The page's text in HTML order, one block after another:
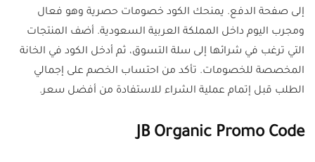
إلى صفحة الدفع. يمنحك الكود خصومات حصرية وهو فعال
ومجرب اليوم داخل المملكة العربية السعودية. أضف المنتجات
التي ترغب في شرائها إلى سلة التسوق، ثم أدخل الكود في الخانة
المخصصة للخصومات. تأكد من احتساب الخصم على إجمالي
الطلب قبل إتمام عملية الشراء للاستفادة من أفضل سعر.
JB Organic Promo Code